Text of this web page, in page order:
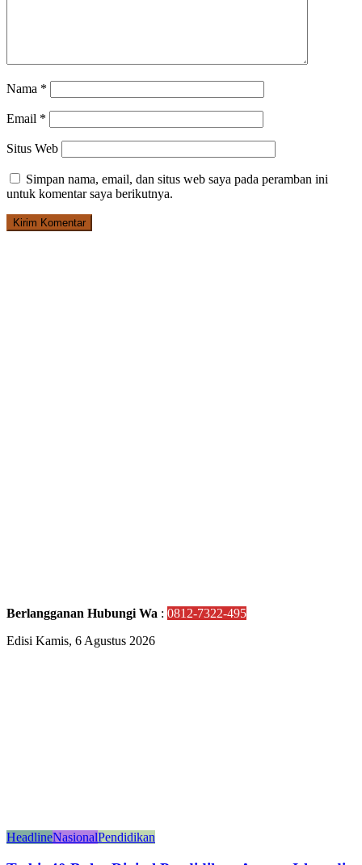
Nama *
Email *
Situs Web
Simpan nama, email, dan situs web saya pada peramban ini
untuk komentar saya berikutnya.
Berlangganan Hubungi Wa : 0812-7322-495
Edisi Kamis, 6 Agustus 2026
HeadlineNasionalPendidikan